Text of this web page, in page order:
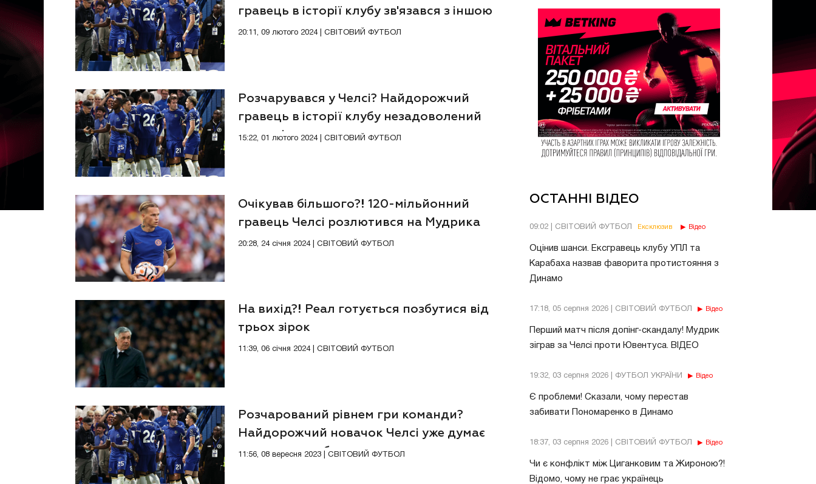
ОСТАННІ ВІДЕО
09:02 | СВІТОВИЙ ФУТБОЛ Ексклюзив Відео
Оцінив шанси. Ексгравець клубу УПЛ та
Карабаха назвав фаворита протистояння з
Динамо
17:18, 05 серпня 2026 | СВІТОВИЙ ФУТБОЛ Відео
Перший матч після допінг-скандалу! Мудрик
зіграв за Челсі проти Ювентуса. ВІДЕО
19:32, 03 серпня 2026 | ФУТБОЛ УКРАЇНИ Відео
Є проблеми! Сказали, чому перестав
забивати Пономаренко в Динамо
18:37, 03 серпня 2026 | СВІТОВИЙ ФУТБОЛ Відео
Чи є конфлікт між Циганковим та Жироною?!
Відомо, чому не грає українець
гравець в історії клубу зв'язався з іншою
командою
20:11, 09 лютого 2024 | СВІТОВИЙ ФУТБОЛ
Розчарувався у Челсі? Найдорожчий
гравець в історії клубу незадоволений
ситуацією
15:22, 01 лютого 2024 | СВІТОВИЙ ФУТБОЛ
Очікував більшого?! 120-мільйонний
гравець Челсі розлютився на Мудрика
20:28, 24 січня 2024 | СВІТОВИЙ ФУТБОЛ
На вихід?! Реал готується позбутися від
трьох зірок
11:39, 06 січня 2024 | СВІТОВИЙ ФУТБОЛ
Розчарований рівнем гри команди?
Найдорожчий новачок Челсі уже думає
покинути клуб
11:56, 08 вересня 2023 | СВІТОВИЙ ФУТБОЛ